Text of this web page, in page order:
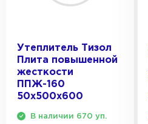
Утеплитель Тизол
Плита повышенной
жесткости
ППЖ-160
50х500х600
В наличии 670 уп.